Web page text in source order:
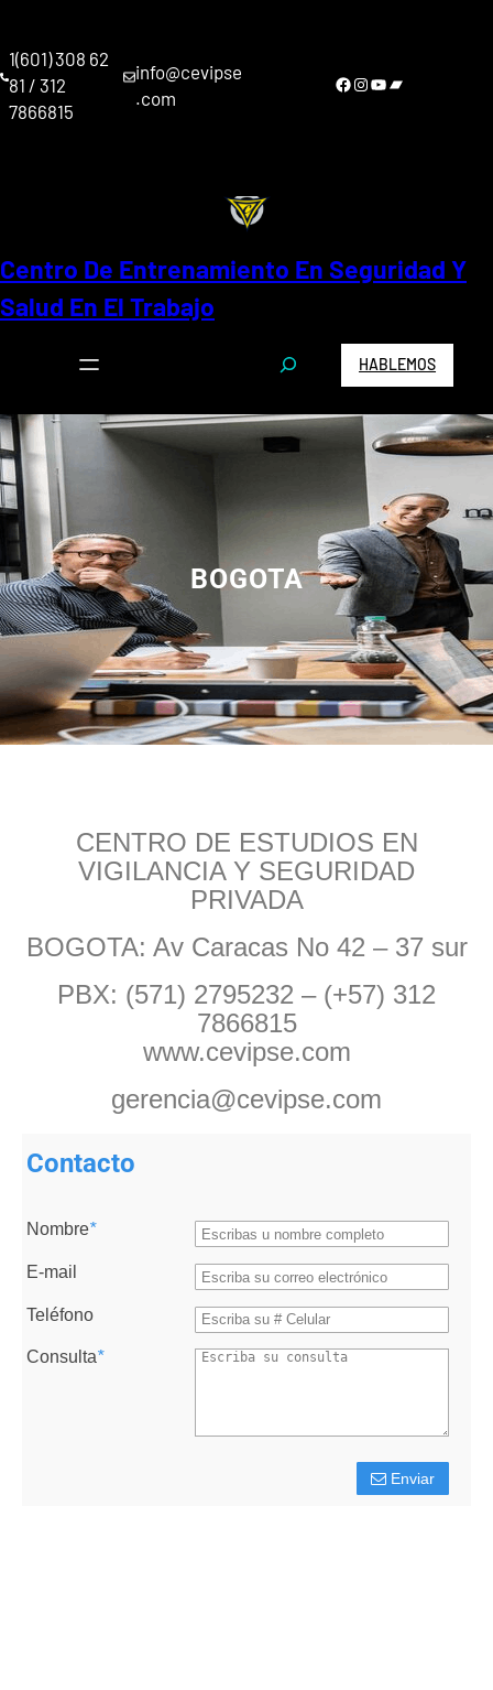
contenido
1(601) 308 62
81 / 312
7866815
info@cevipse
.com
Facebook Instagram YouTube Bandcamp
Centro De Entrenamiento En Seguridad Y
Salud En El Trabajo
S
e
r
c
HABLEMOS
BOGOTA
CENTRO DE ESTUDIOS EN
VIGILANCIA Y SEGURIDAD
PRIVADA
BOGOTA: Av Caracas No 42 – 37 sur
PBX: (571) 2795232 – (+57) 312
7866815
www.cevipse.com
gerencia@cevipse.com
Contacto
Nombre*
E-mail
Teléfono
Consulta*
Enviar